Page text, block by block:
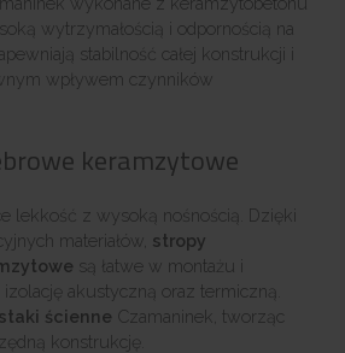
wytrzymałością i odpornością na
stabilność całej konstrukcji i
wpływem czynników
keramzytowe
lekkość z wysoką nośnością. Dzięki
materiałów, stropy
są łatwe w montażu i
izolację akustyczną oraz termiczną.
ścienne Czamaninek, tworząc
konstrukcję.